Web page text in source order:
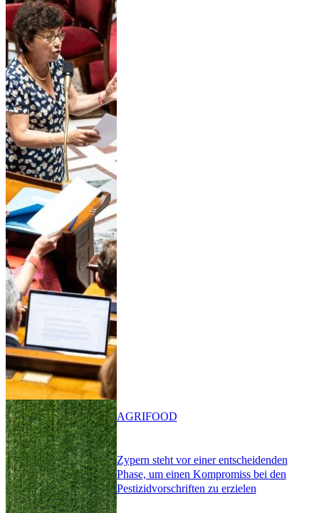
Zypern steht vor einer entscheidenden
Phase, um einen Kompromiss bei den
Pestizidvorschriften zu erzielen
AGRIFOOD